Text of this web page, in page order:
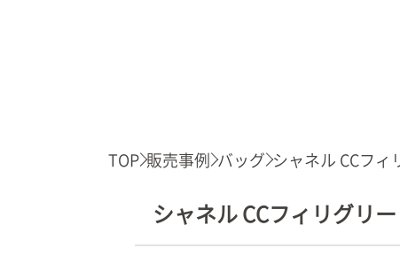
TOP 販売事例 バッグ シャネル CCフィ
シャネル CCフィリグリ